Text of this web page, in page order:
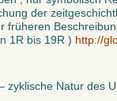
der
früheren
1R bis 19R ) http://
zyklische Natur des